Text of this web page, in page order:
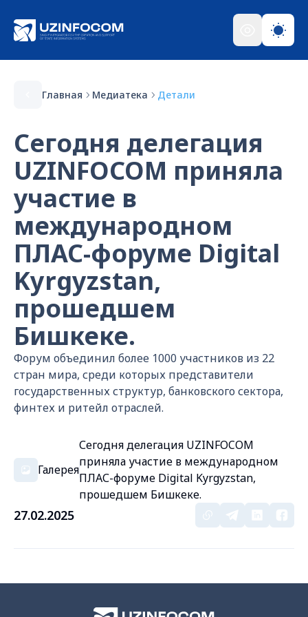
Главная Медиатека Детали
Сегодня делегация
UZINFOCOM приняла
участие в
международном
ПЛАС-форуме Digital
Kyrgyzstan,
прошедшем
Бишкеке.
Форум объединил более 1000 участников из 22
стран мира, среди которых представители
государственных структур, банковского сектора,
финтех и ритейл отраслей.
Галерея
Сегодня делегация UZINFOCOM
приняла участие в международном
ПЛАС-форуме Digital Kyrgyzstan,
прошедшем Бишкеке.
27.02.2025